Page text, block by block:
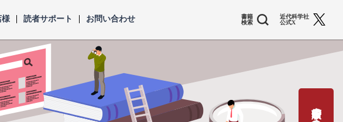
書籍
検索
様 読者サポート お問い合わせ
近代科学社
公式X
書籍出版の応募・相談